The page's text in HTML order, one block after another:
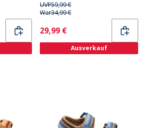
UVP59,99 €
War34,99 €
Current
29,99 €
Ausverkauf